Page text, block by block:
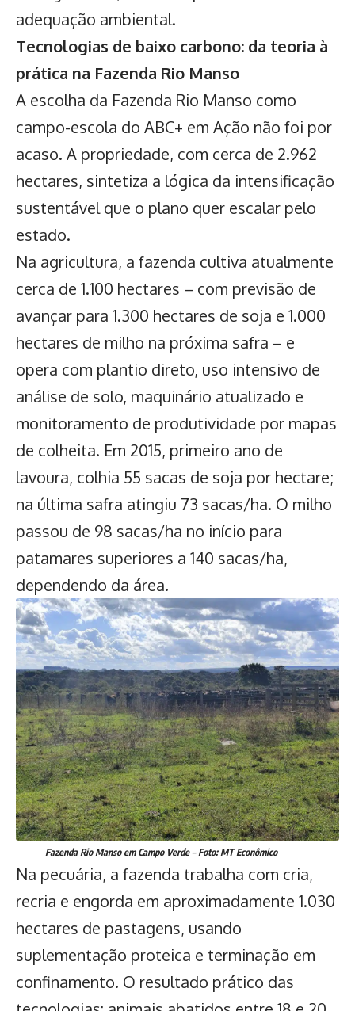
adequação ambiental.
Tecnologias de baixo carbono: da teoria à
prática na Fazenda Rio Manso
A escolha da Fazenda Rio Manso como
campo-escola do ABC+ em Ação não foi por
acaso. A propriedade, com cerca de 2.962
hectares, sintetiza a lógica da intensificação
sustentável que o plano quer escalar pelo
estado.
Na agricultura, a fazenda cultiva atualmente
cerca de 1.100 hectares – com previsão de
avançar para 1.300 hectares de soja e 1.000
hectares de milho na próxima safra – e
opera com plantio direto, uso intensivo de
análise de solo, maquinário atualizado e
monitoramento de produtividade por mapas
de colheita. Em 2015, primeiro ano de
lavoura, colhia 55 sacas de soja por hectare;
na última safra atingiu 73 sacas/ha. O milho
passou de 98 sacas/ha no início para
patamares superiores a 140 sacas/ha,
dependendo da área.
Fazenda Rio Manso em Campo Verde – Foto: MT Econômico
Na pecuária, a fazenda trabalha com cria,
recria e engorda em aproximadamente 1.030
hectares de pastagens, usando
suplementação proteica e terminação em
confinamento. O resultado prático das